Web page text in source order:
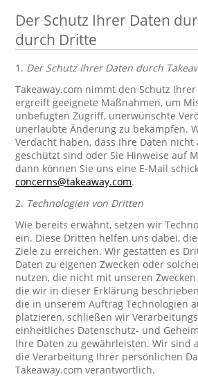
Der Schutz Ihrer Daten
durch Dritte
1. Der Schutz Ihrer Daten durch
Takeaway.com nimmt den Schutz
ergreift geeignete Maßnahmen, um
unbefugten Zugriff, unerwünschte
unerlaubte Änderung zu bekämpfen.
Verdacht haben, dass Ihre Daten nicht
geschützt sind oder Sie Hinweise auf
dann können Sie uns eine E-Mail
concerns@takeaway.com.
2. Technologien von Dritten
Wie bereits erwähnt, setzen wir
ein. Diese Dritten helfen uns dabei,
Ziele zu erreichen. Wir gestatten es
Daten zu eigenen Zwecken oder
nutzen, die nicht mit unseren
die wir in dieser Erklärung
die in unserem Auftrag Technologien
platzieren, schließen wir
einheitliches Datenschutz- und
Ihre Daten zu gewährleisten. Wir sind
die Verarbeitung Ihrer persönlichen
Takeaway.com verantwortlich.